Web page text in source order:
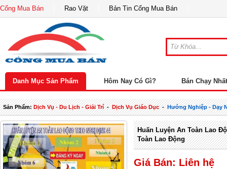
Cổng Mua Bán Rao Vặt Bản Tin Cổng Mua Bán
Danh Mục Sản Phẩm Hôm Nay Có Gì? Bán Chạy Nhất
Sản Phẩm:Dịch Vụ - Du Lịch - Giải Trí-Dịch Vụ Giáo Dục-Hướng Nghiệp - Dạy
Huấn Luyện An Toàn Lao
Toàn Lao Động
Giá Bán: Liên hệ